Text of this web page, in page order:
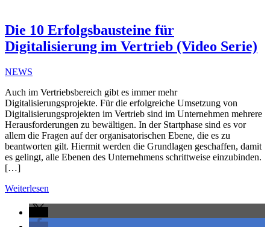
Die 10 Erfolgsbausteine für
Digitalisierung im Vertrieb (Video Serie)
NEWS
Auch im Vertriebsbereich gibt es immer mehr
Digitalisierungsprojekte. Für die erfolgreiche Umsetzung von
Digitalisierungsprojekten im Vertrieb sind im Unternehmen mehrere
Herausforderungen zu bewältigen. In der Startphase sind es vor
allem die Fragen auf der organisatorischen Ebene, die es zu
beantworten gilt. Hiermit werden die Grundlagen geschaffen, damit
es gelingt, alle Ebenen des Unternehmens schrittweise einzubinden.
[…]
Weiterlesen